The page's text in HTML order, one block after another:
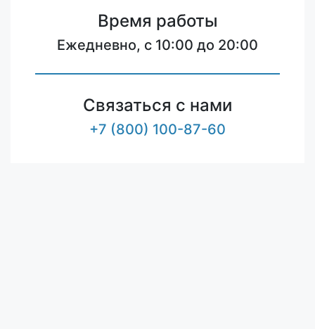
Время работы
Ежедневно, с 10:00 до 20:00
Связаться с нами
+7 (800) 100-87-60